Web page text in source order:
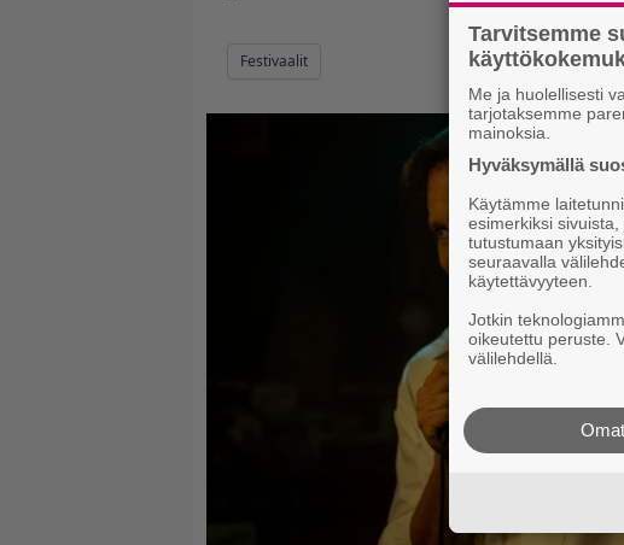
Festivaalit
Tarvitsemme
Me ja huolellisesti
tarjotaksemme
mainoksia.
Hyväksymällä
Käytämme
esimerkiksi
tutustumaan
seuraavalla
käytettävyyteen.
Jotkin
oikeutettu peruste.
välilehdellä.